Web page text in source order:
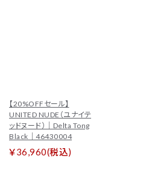
【20%OFFセール】
UNITED NUDE（ユナイテ
ッドヌード）｜Delta Tong
Black｜46430004
￥36,960(税込)